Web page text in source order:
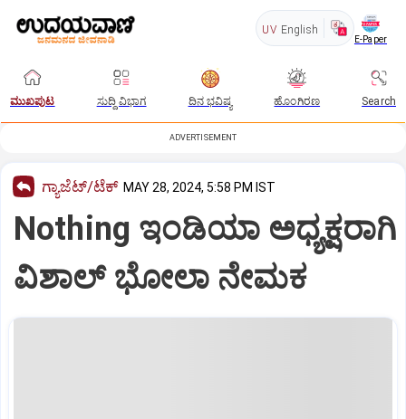
UV English
E-Paper
ಮುಖಪುಟ ಸುದ್ದಿ ವಿಭಾಗ ದಿನ ಭವಿಷ್ಯ ಹೊಂಗಿರಣ Search
ADVERTISEMENT
ಗ್ಯಾಜೆಟ್/ಟೆಕ್ MAY 28, 2024, 5:58 PM IST
Nothing ಇಂಡಿಯಾ ಅಧ್ಯಕ್ಷರಾಗಿ
ವಿಶಾಲ್ ಭೋಲಾ ನೇಮಕ